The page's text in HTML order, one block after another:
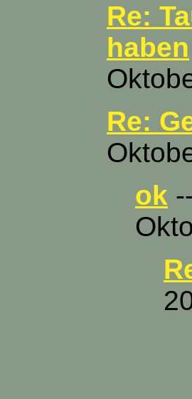
Re:
haben
Re:
ok